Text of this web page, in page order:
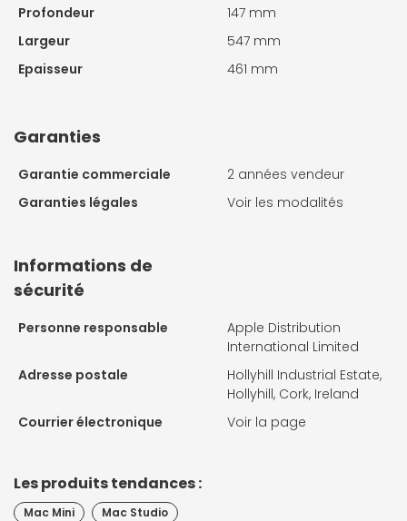
Profondeur
147 mm
Largeur
547 mm
Epaisseur
461 mm
Garanties
Garantie commerciale
2 années vendeur
Garanties légales
Voir les modalités
Informations de
sécurité
Personne responsable
Apple Distribution
International Limited
Adresse postale
Hollyhill Industrial Estate,
Hollyhill, Cork, Ireland
Courrier électronique
Voir la page
Les produits tendances :
Mac Mini Mac Studio